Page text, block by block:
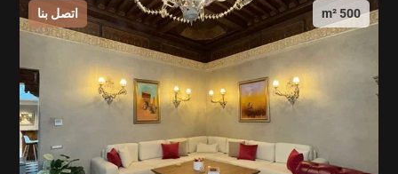
500 m² اتصل بنا